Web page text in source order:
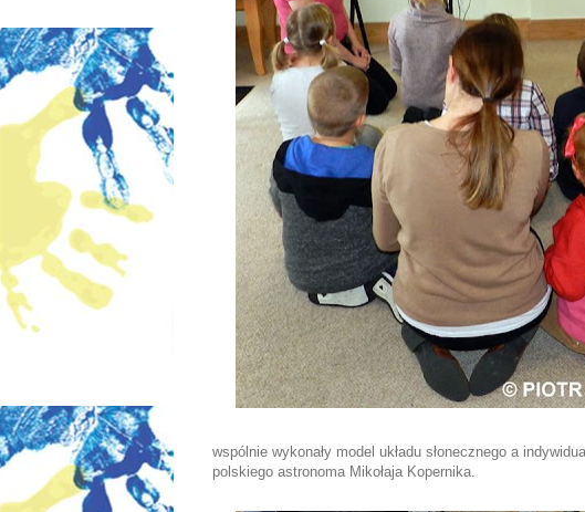
wspólnie wykonały model układu słonecznego a
polskiego astronoma Mikołaja Kopernika.